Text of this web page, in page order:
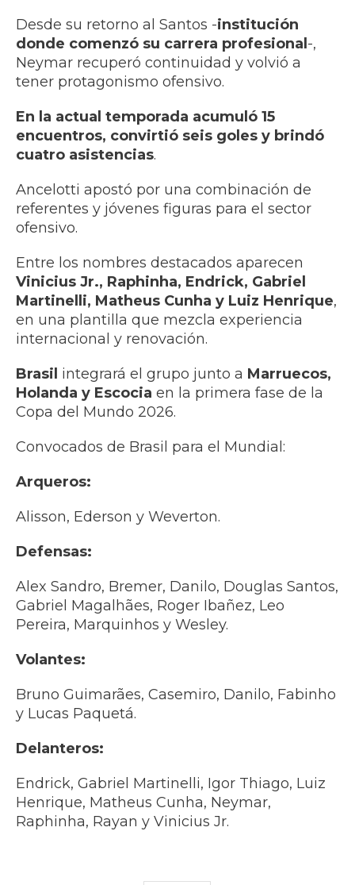
Desde su retorno al Santos -institución
donde comenzó su carrera profesional-,
Neymar recuperó continuidad y volvió a
tener protagonismo ofensivo.
En la actual temporada acumuló 15
encuentros, convirtió seis goles y brindó
cuatro asistencias.
Ancelotti apostó por una combinación de
referentes y jóvenes figuras para el sector
ofensivo.
Entre los nombres destacados aparecen
Vinicius Jr., Raphinha, Endrick, Gabriel
Martinelli, Matheus Cunha y Luiz Henrique,
en una plantilla que mezcla experiencia
internacional y renovación.
Brasil integrará el grupo junto a Marruecos,
Holanda y Escocia en la primera fase de la
Copa del Mundo 2026.
Convocados de Brasil para el Mundial:
Arqueros:
Alisson, Ederson y Weverton.
Defensas:
Alex Sandro, Bremer, Danilo, Douglas Santos,
Gabriel Magalhães, Roger Ibañez, Leo
Pereira, Marquinhos y Wesley.
Volantes:
Bruno Guimarães, Casemiro, Danilo, Fabinho
y Lucas Paquetá.
Delanteros:
Endrick, Gabriel Martinelli, Igor Thiago, Luiz
Henrique, Matheus Cunha, Neymar,
Raphinha, Rayan y Vinicius Jr.